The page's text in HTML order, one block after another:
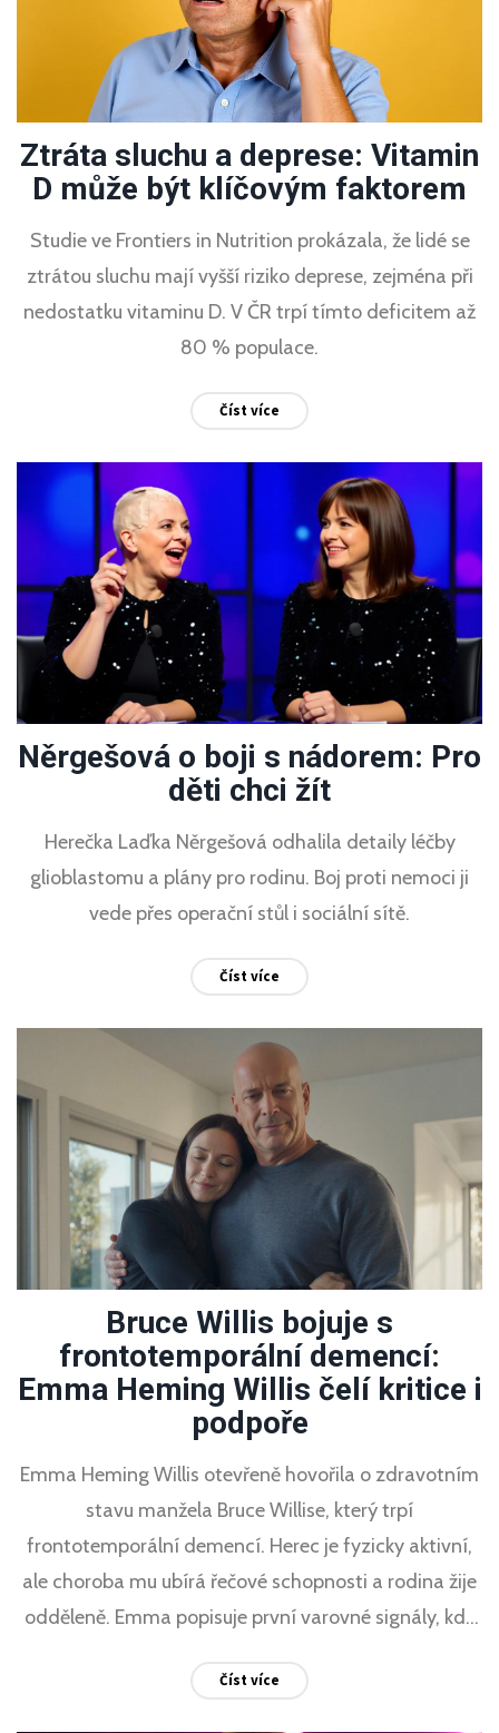
Ztráta sluchu a deprese: Vitamin
D může být klíčovým faktorem
Studie ve Frontiers in Nutrition prokázala, že lidé se
ztrátou sluchu mají vyšší riziko deprese, zejména při
nedostatku vitaminu D. V ČR trpí tímto deficitem až
80 % populace.
Číst více
Něrgešová o boji s nádorem: Pro
děti chci žít
Herečka Laďka Něrgešová odhalila detaily léčby
glioblastomu a plány pro rodinu. Boj proti nemoci ji
vede přes operační stůl i sociální sítě.
Číst více
Bruce Willis bojuje s
frontotemporální demencí:
Emma Heming Willis čelí kritice i
podpoře
Emma Heming Willis otevřeně hovořila o zdravotním
stavu manžela Bruce Willise, který trpí
frontotemporální demencí. Herec je fyzicky aktivní,
ale choroba mu ubírá řečové schopnosti a rodina žije
odděleně. Emma popisuje první varovné signály, kdy
sociálních sítích rozhořel rozpor – někteří kritizovali,
Číst více